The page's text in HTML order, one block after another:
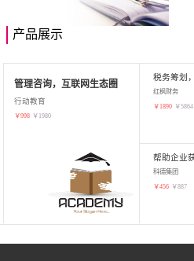
产品展示
管理咨询，互联网生态圈
行动教育
￥998 ￥ 1980
红枫财务
￥ 1890 ￥5864
科德集团
￥456 ￥887